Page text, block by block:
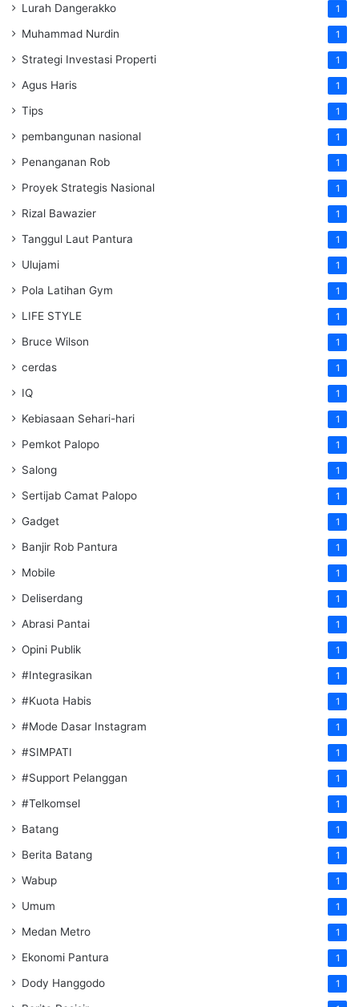
Lurah Dangerakko 1
Muhammad Nurdin 1
Strategi Investasi Properti 1
Agus Haris 1
Tips 1
pembangunan nasional 1
Penanganan Rob 1
Proyek Strategis Nasional 1
Rizal Bawazier 1
Tanggul Laut Pantura 1
Ulujami 1
Pola Latihan Gym 1
LIFE STYLE 1
Bruce Wilson 1
cerdas 1
IQ 1
Kebiasaan Sehari-hari 1
Pemkot Palopo 1
Salong 1
Sertijab Camat Palopo 1
Gadget 1
Banjir Rob Pantura 1
Mobile 1
Deliserdang 1
Abrasi Pantai 1
Opini Publik 1
#Integrasikan 1
#Kuota Habis 1
#Mode Dasar Instagram 1
#SIMPATI 1
#Support Pelanggan 1
#Telkomsel 1
Batang 1
Berita Batang 1
Wabup 1
Umum 1
Medan Metro 1
Ekonomi Pantura 1
Dody Hanggodo 1